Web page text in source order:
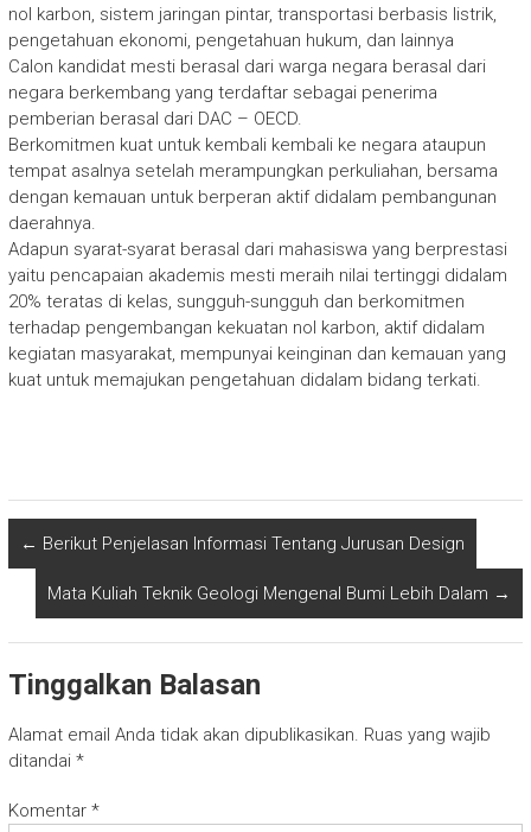
nol karbon, sistem jaringan pintar, transportasi berbasis listrik,
pengetahuan ekonomi, pengetahuan hukum, dan lainnya
Calon kandidat mesti berasal dari warga negara berasal dari
negara berkembang yang terdaftar sebagai penerima
pemberian berasal dari DAC – OECD.
Berkomitmen kuat untuk kembali kembali ke negara ataupun
tempat asalnya setelah merampungkan perkuliahan, bersama
dengan kemauan untuk berperan aktif didalam pembangunan
daerahnya.
Adapun syarat-syarat berasal dari mahasiswa yang berprestasi
yaitu pencapaian akademis mesti meraih nilai tertinggi didalam
20% teratas di kelas, sungguh-sungguh dan berkomitmen
terhadap pengembangan kekuatan nol karbon, aktif didalam
kegiatan masyarakat, mempunyai keinginan dan kemauan yang
kuat untuk memajukan pengetahuan didalam bidang terkati.
← Berikut Penjelasan Informasi Tentang Jurusan Design
Mata Kuliah Teknik Geologi Mengenal Bumi Lebih Dalam →
Tinggalkan Balasan
Alamat email Anda tidak akan dipublikasikan. Ruas yang wajib
ditandai *
Komentar *